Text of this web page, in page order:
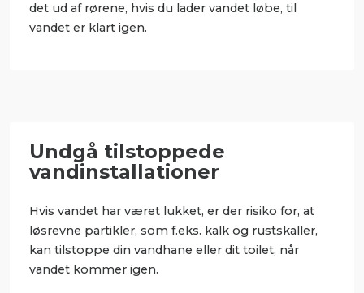
det ud af rørene, hvis du lader vandet løbe, til
vandet er klart igen.
Undgå tilstoppede
vandinstallationer
Hvis vandet har været lukket, er der risiko for, at
løsrevne partikler, som f.eks. kalk og rustskaller,
kan tilstoppe din vandhane eller dit toilet, når
vandet kommer igen.